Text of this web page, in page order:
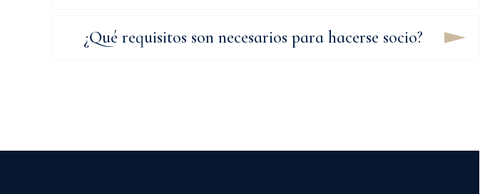
¿Qué requisitos son necesarios para hacerse socio?